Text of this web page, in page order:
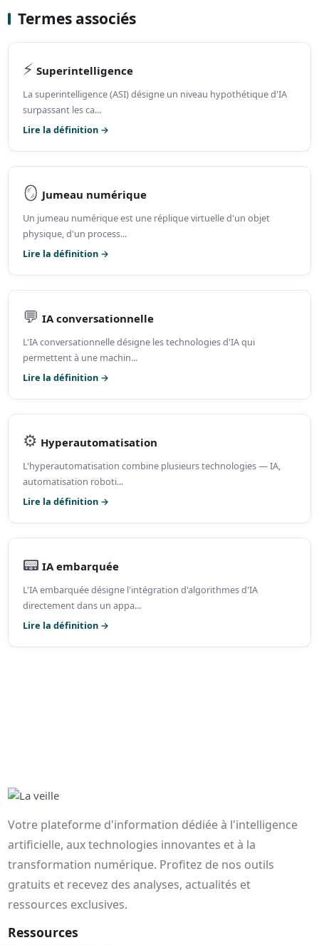
Termes associés
⚡ Superintelligence
La superintelligence (ASI) désigne un niveau hypothétique d'IA
surpassant les ca...
Lire la définition →
🪞 Jumeau numérique
Un jumeau numérique est une réplique virtuelle d'un objet
physique, d'un process...
Lire la définition →
💬 IA conversationnelle
L'IA conversationnelle désigne les technologies d'IA qui
permettent à une machin...
Lire la définition →
⚙️ Hyperautomatisation
L'hyperautomatisation combine plusieurs technologies — IA,
automatisation roboti...
Lire la définition →
📟 IA embarquée
L'IA embarquée désigne l'intégration d'algorithmes d'IA
directement dans un appa...
Lire la définition →
Votre plateforme d'information dédiée à l'intelligence
artificielle, aux technologies innovantes et à la
transformation numérique. Profitez de nos outils
gratuits et recevez des analyses, actualités et
ressources exclusives.
Ressources